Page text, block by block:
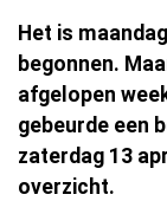
Het is
begonnen.
afgelopen
gebeurde een
zaterdag 13
overzicht.